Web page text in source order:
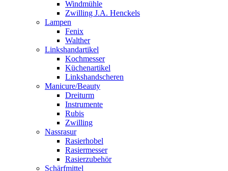
Windmühle
Zwilling J.A. Henckels
Lampen
Fenix
Walther
Linkshandartikel
Kochmesser
Küchenartikel
Linkshandscheren
Manicure/Beauty
Dreiturm
Instrumente
Rubis
Zwilling
Nassrasur
Rasierhobel
Rasiermesser
Rasierzubehör
Schärfmittel